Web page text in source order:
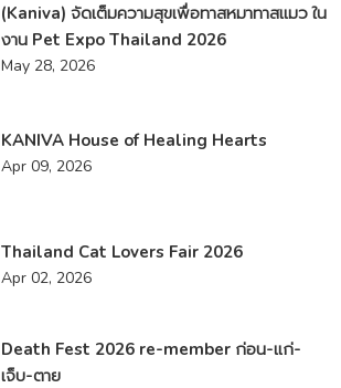
(Kaniva) จัดเต็มความสุขเพื่อทาสหมาทาสแมว ใน
งาน Pet Expo Thailand 2026
May 28, 2026
KANIVA House of Healing Hearts
Apr 09, 2026
Thailand Cat Lovers Fair 2026
Apr 02, 2026
Death Fest 2026 re-member ก่อน-แก่-
เจ็บ-ตาย